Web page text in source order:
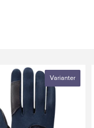
Varianter